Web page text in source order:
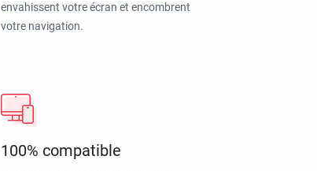
envahissent votre écran et encombrent
votre navigation.
100% compatible